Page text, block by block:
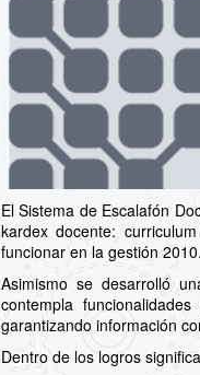
El Sistema de Escalafón
kardex docente:
funcionar en la gestión 2010.
Asimismo se desarrolló
contempla
garantizando información
Dentro de los logros